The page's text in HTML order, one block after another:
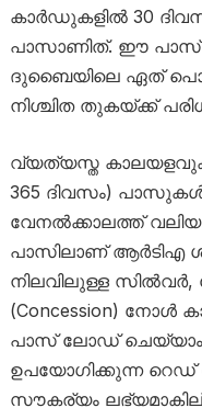
കാർഡുകളിൽ 30
പാസാണിത്. ഈ
ദുബൈയിലെ ഏത്
നിശ്ചിത തുകയ്ക്ക്
വ്യത്യസ്ത
365 ദിവസം)
വേനൽക്കാലത്ത്
പാസിലാണ് ആർടിഎ
നിലവിലുള്ള
(Concession) നോൾ
പാസ് ലോഡ്
ഉപയോഗിക്കുന്ന റെഡ്
സൗകര്യം